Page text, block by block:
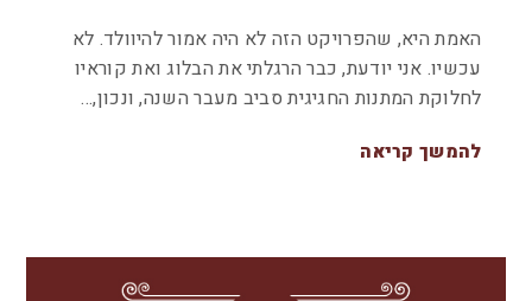
האמת היא, שהפרויקט הזה לא היה אמור להיוולד. לא
עכשיו. אני יודעת, כבר הרגלתי את הבלוג ואת קוראיו
לחלוקת המתנות החגיגית סביב מעבר השנה, ונכון,…
להמשך קריאה